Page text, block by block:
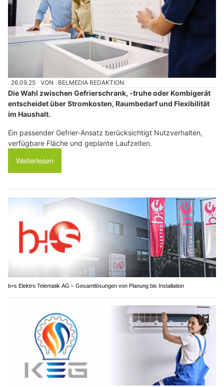
26.09.25 VON BELMEDIA REDAKTION
Die Wahl zwischen Gefrierschrank, -truhe oder Kombigerät
entscheidet über Stromkosten, Raumbedarf und Flexibilität
im Haushalt.
Ein passender Gefrier-Ansatz berücksichtigt Nutzverhalten,
verfügbare Fläche und geplante Laufzeiten.
Weiterlesen
b+s Elektro Telematik AG – Gesamtlösungen von Planung bis Installation